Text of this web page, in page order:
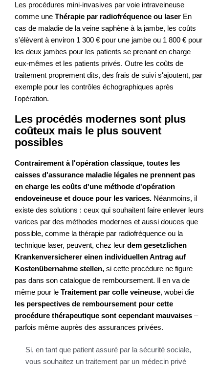
Les procédures mini-invasives par voie intraveineuse
comme uneThérapie par radiofréquence ou laser En
cas de maladie de la veine saphène à la jambe, les coûts
s'élèvent à environ 1 300 € pour une jambe ou 1 800 € pour
les deux jambes pour les patients se prenant en charge
eux-mêmes et les patients privés. Outre les coûts de
traitement proprement dits, des frais de suivi s'ajoutent, par
exemple pour les contrôles échographiques après
l'opération.
Les procédés modernes sont plus
coûteux mais le plus souvent
possibles
Contrairement à l'opération classique, toutes les
caisses d'assurance maladie légales ne prennent pas
en charge les coûts d'une méthode d'opération
endoveineuse et douce pour les varices. Néanmoins, il
existe des solutions : ceux qui souhaitent faire enlever leurs
varices par des méthodes modernes et aussi douces que
possible, comme la thérapie par radiofréquence ou la
technique laser, peuvent, chez leurdem gesetzlichen
Krankenversicherer einen individuellen Antrag auf
Kostenübernahme stellen, si cette procédure ne figure
pas dans son catalogue de remboursement. Il en va de
même pour leTraitement par colle veineuse, wobei die
les perspectives de remboursement pour cette
procédure thérapeutique sont cependant mauvaises –
parfois même auprès des assurances privées.
Si, en tant que patient assuré par la sécurité sociale,
vous souhaitez un traitement par un médecin privé